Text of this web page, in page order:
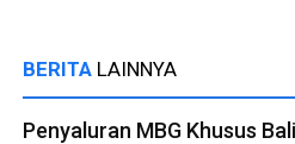
BERITA LAINNYA
Penyaluran MBG Khusus